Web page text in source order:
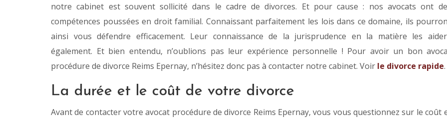
notre cabinet est souvent sollicité dans le cadre de divorces. Et pour cause : nos avocats ont
compétences poussées en droit familial. Connaissant parfaitement les lois dans ce domaine, ils
ainsi vous défendre efficacement. Leur connaissance de la jurisprudence en la matière les
également. Et bien entendu, n’oublions pas leur expérience personnelle ! Pour avoir un bon
procédure de divorce Reims Epernay, n’hésitez donc pas à contacter notre cabinet. Voir le divorce rapide.
La durée et le coût de votre divorce
Avant de contacter votre avocat procédure de divorce Reims Epernay, vous vous questionnez sur le coût